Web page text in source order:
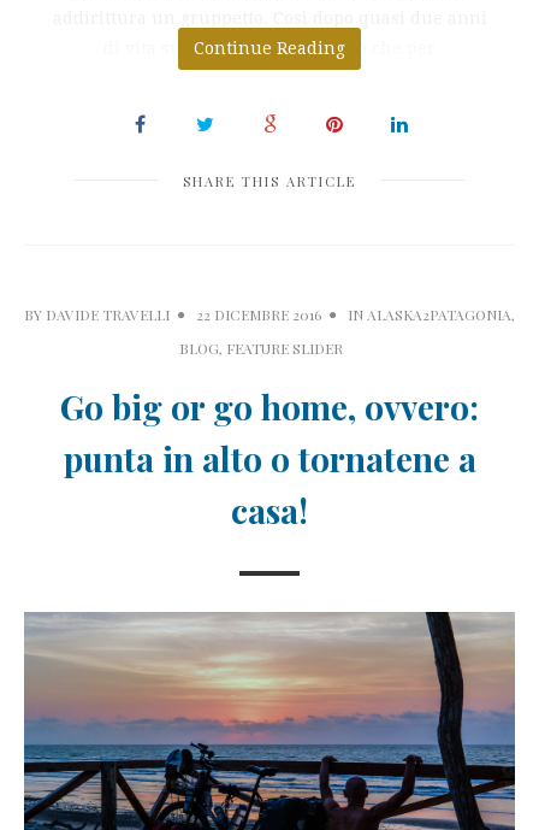
di vita sulla strada ho concluso che per
Continue Reading
SHARE THIS ARTICLE
BY DAVIDE TRAVELLI 22 DICEMBRE 2016 INALASKA2PATAGONIA,
BLOG, FEATURE SLIDER
Go big or go home, ovvero:
punta in alto o tornatene a
casa!